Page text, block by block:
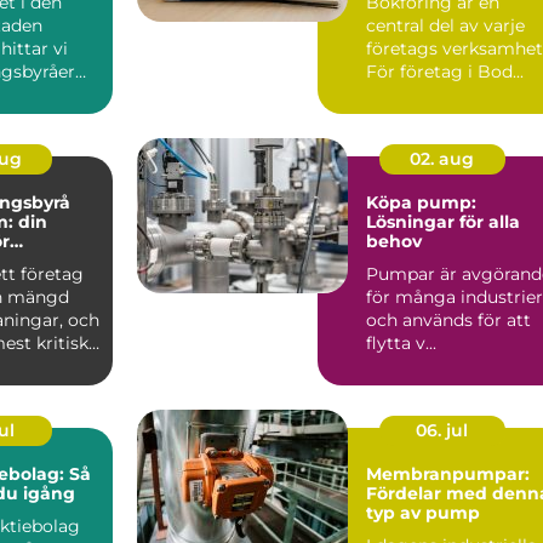
hittar vi
central del av varje
företags
För företag i Bod...
din
företag
mängd
och
kritiska
02. aug
Köpa pump:
Lösningar för alla
behov
Pumpar är
för många industrier
och används för att
flytta v...
Så
igång
06. jul
Membranpumpar:
Fördelar med
typ av pump